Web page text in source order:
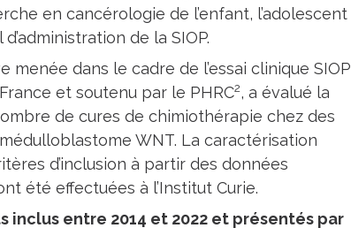
en cancérologie de l’enfant, l’adolescent
de la SIOP.
dans le cadre de l’essai clinique SIOP
et soutenu par le PHRC2, a évalué la
de cures de chimiothérapie chez des
WNT. La caractérisation
d’inclusion à partir des données
été effectuées à l’Institut Curie.
entre 2014 et 2022 et présentés par